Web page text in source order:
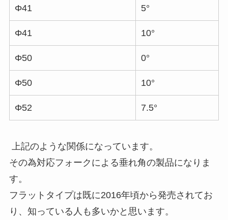
Φ41 5°
Φ41 10°
Φ50 0°
Φ50 10°
Φ52 7.5°
上記のような関係になっています。
その為対応フォークによる垂れ角の製品になりま
す。
フラットタイプは既に2016年頃から発売されてお
り、知っている人も多いかと思います。